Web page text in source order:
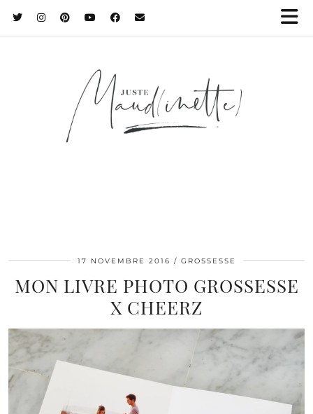
17 NOVEMBRE 2016 GROSSESSE
MON LIVRE PHOTO GROSSESSE
X CHEERZ